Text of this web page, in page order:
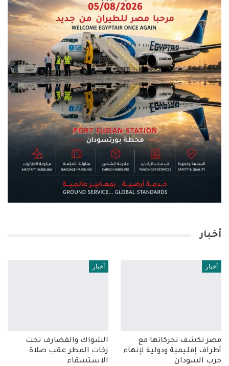
أخبار
أخبار
مصر تكشف تحركاتها مع
أطراف إقليمية ودولية لإنهاء
حرب السودان
أخبار
الشواك والقضارف تحت
زخات المطر عقب صلاة
الاستسقاء